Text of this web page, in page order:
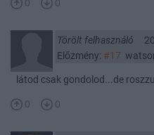
0 0
Törölt felhasználó
Előzmény: #17
látod csak gondolod...de
0 0